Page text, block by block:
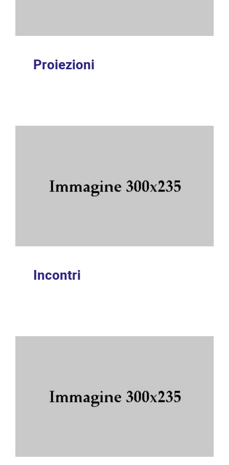
Proiezioni
Incontri